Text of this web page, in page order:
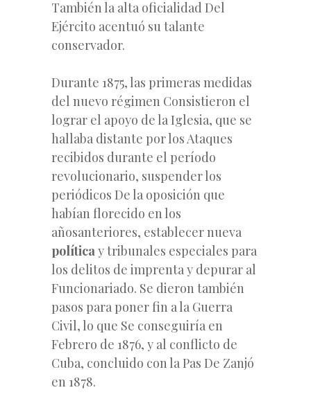
También la alta oficialidad Del
Ejército acentuó su talante
conservador.
Durante 1875, las primeras medidas
del nuevo régimen Consistieron el
lograr el apoyo de la Iglesia, que se
hallaba distante por los Ataques
recibidos durante el período
revolucionario, suspender los
periódicos De la oposición que
habían florecido en los
añosanteriores, establecer nueva
políticay tribunales especiales para
los delitos de imprenta y depurar al
Funcionariado. Se dieron también
pasos para poner fin a la Guerra
Civil, lo que Se conseguiría en
Febrero de 1876, y al conflicto de
Cuba, concluido con la Pas De Zanjó
en 1878.